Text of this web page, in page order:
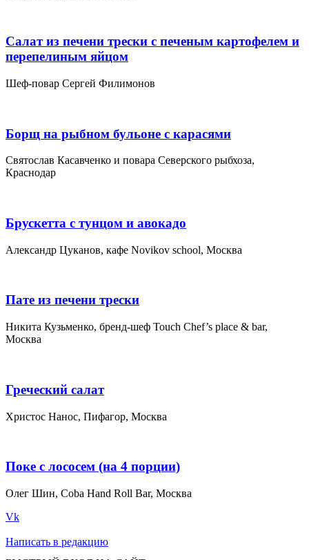
Салат из печени трески с печеным картофелем и
перепелиным яйцом
Шеф-повар Сергей Филимонов
Борщ на рыбном бульоне с карасями
Святослав Касавченко и повара Северского рыбхоза,
Краснодар
Брускетта с тунцом и авокадо
Александр Цуканов, кафе Novikov school, Москва
Пате из печени трески
Никита Кузьменко, бренд-шеф Touch Chef’s place & bar,
Москва
Греческий салат
Христос Нанос, Пифагор, Москва
Поке с лососем (на 4 порции)
Олег Шин, Coba Hand Roll Bar, Москва
Vk
Написать в редакцию